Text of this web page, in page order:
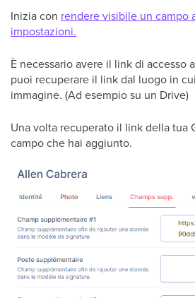
Inizia con rendere visibile un campo
impostazioni.
È necessario avere il link di accesso
puoi recuperare il link dal luogo in
immagine. (Ad esempio su un Drive)
Una volta recuperato il link della tua
campo che hai aggiunto.